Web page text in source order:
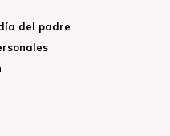
del padre